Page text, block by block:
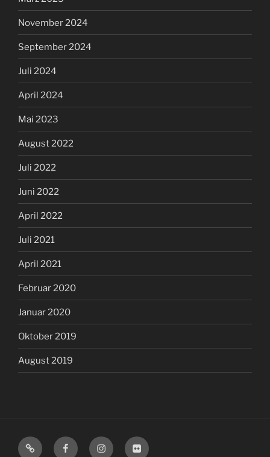
November 2024
September 2024
Juli 2024
April 2024
Mai 2023
August 2022
Juli 2022
Juni 2022
April 2022
Juli 2021
April 2021
Februar 2020
Januar 2020
Oktober 2019
August 2019
MastodonFacebookInstagramFlickr